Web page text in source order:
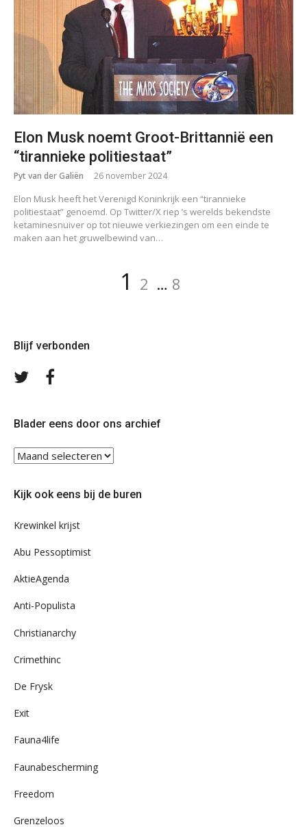
Elon Musk noemt Groot-Brittannië een
“tirannieke politiestaat”
Pyt van der Galiën 26 november 2024
Elon Musk heeft het Verenigd Koninkrijk een “tirannieke
politiestaat” genoemd. Op Twitter/X riep ’s werelds bekendste
ketaminesnuiver op tot nieuwe verkiezingen om een einde te
maken aan het gruwelbewind van…
Pagina
1 Pagina
2 … Pagina
8
Blijf verbonden
Volg
Blader eens door ons archief
Blader
eens
ons
Kijk ook eens bij de buren
Krewinkel krijst
Abu Pessoptimist
AktieAgenda
Anti-Populista
Christianarchy
Crimethinc
De Frysk
Exit
Fauna4life
Faunabescherming
Freedom
Grenzeloos